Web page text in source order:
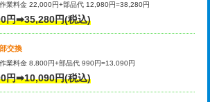
工事/3ｍまで） 55,000円
排水管工事/3ｍ超
・埋め戻し作業）
）
（壁付・デッキ
業料金 22,000円+部品代 12,980円=38,280円
円➡35,280円(税込)
交換
業料金 8,800円+部品代 990円=13,090円
円➡10,090円(税込)